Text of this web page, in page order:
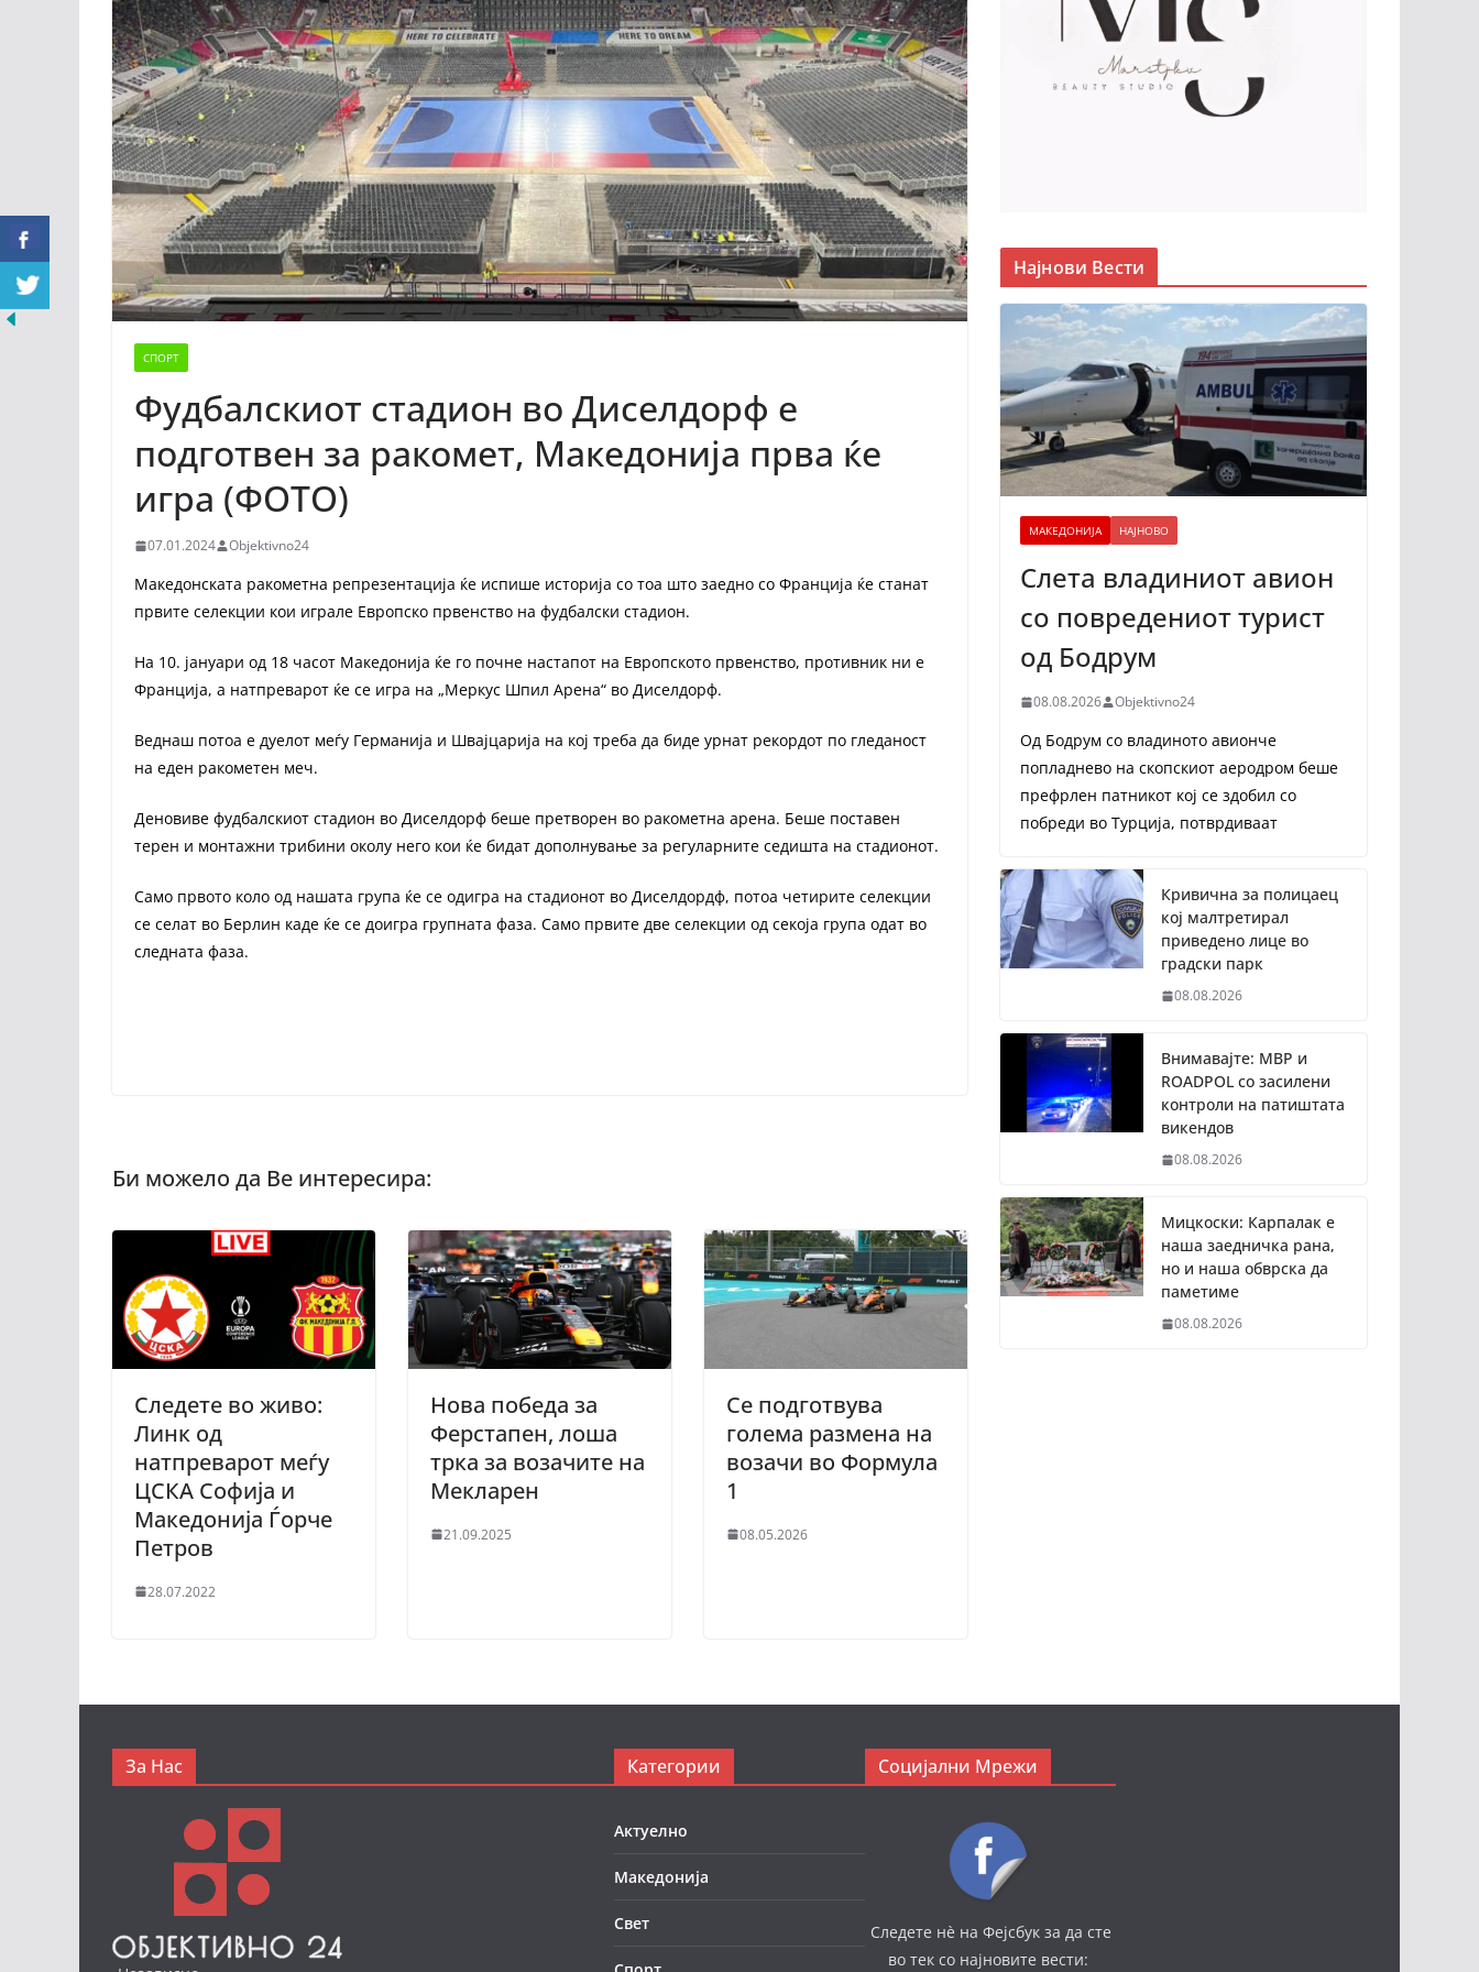
СПОРТ
Фудбалскиот стадион во Диселдорф е
подготвен за ракомет, Македонија прва ќе
игра (ФОТО)
07.01.2024 Objektivno24
Македонската ракометна репрезентација ќе испише историја со тоа што заедно со Франција ќе станат
првите селекции кои играле Европско првенство на фудбалски стадион.
На 10. јануари од 18 часот Македонија ќе го почне настапот на Европското првенство, противник ни е
Франција, а натпреварот ќе се игра на „Меркус Шпил Арена“ во Диселдорф.
Веднаш потоа е дуелот меѓу Германија и Швајцарија на кој треба да биде урнат рекордот по гледаност
на еден ракометен меч.
Деновиве фудбалскиот стадион во Диселдорф беше претворен во ракометна арена. Беше поставен
терен и монтажни трибини околу него кои ќе бидат дополнување за регуларните седишта на стадионот.
Само првото коло од нашата група ќе се одигра на стадионот во Диселдордф, потоа четирите селекции
се селат во Берлин каде ќе се доигра групната фаза. Само првите две селекции од секоја група одат во
следната фаза.
Следете во живо:
Линк од
натпреварот меѓу
ЦСКА Софија и
Македонија Ѓорче
Петров
28.07.2022
Нова победа за
Ферстапен, лоша
трка за возачите на
Мекларен
21.09.2025
Се подготвува
голема размена на
возачи во Формула
1
08.05.2026
Најнови Вести
МАКЕДОНИЈА НАЈНОВО
Слета владиниот авион
со повредениот турист
од Бодрум
08.08.2026 Objektivno24
Од Бодрум со владиното авионче
попладнево на скопскиот аеродром беше
префрлен патникот кој се здобил со
побреди во Турција, потврдиваат
Кривична за полицаец
кој малтретирал
приведено лице во
градски парк
08.08.2026
Внимавајте: МВР и
ROADPOL со засилени
контроли на патиштата
викендов
08.08.2026
Мицкоски: Карпалак е
наша заедничка рана,
но и наша обврска да
паметиме
08.08.2026
За Нас Категории
Актуелно
Македонија
Свет
Социјални Мрежи
Следете нè на Фејсбук за да сте
во тек со најновите вести: